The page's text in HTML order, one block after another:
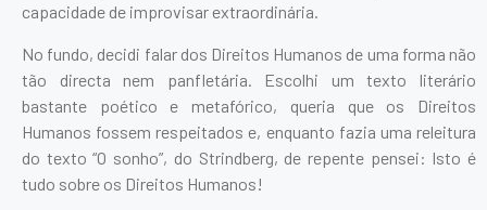
capacidade de improvisar extraordinária.
No fundo, decidi falar dos Direitos Humanos de uma forma não
tão directa nem panfletária. Escolhi um texto literário
bastante poético e metafórico, queria que os Direitos
Humanos fossem respeitados e, enquanto fazia uma releitura
do texto “O sonho”, do Strindberg, de repente pensei: Isto é
tudo sobre os Direitos Humanos!